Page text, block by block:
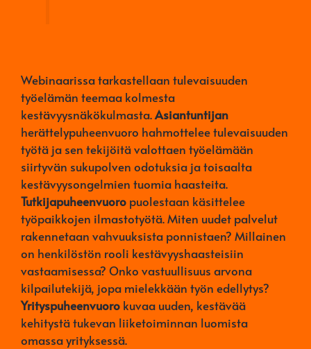
Webinaarissa tarkastellaan tulevaisuuden
työelämän teemaa kolmesta
kestävyysnäkökulmasta.Asiantuntijan
herättelypuheenvuoro hahmottelee tulevaisuuden
työtä ja sen tekijöitä valottaen työelämään
siirtyvän sukupolven odotuksia ja toisaalta
kestävyysongelmien tuomia haasteita.
Tutkijapuheenvuoro puolestaan käsittelee
työpaikkojen ilmastotyötä. Miten uudet palvelut
rakennetaan vahvuuksista ponnistaen? Millainen
on henkilöstön rooli kestävyyshaasteisiin
vastaamisessa? Onko vastuullisuus arvona
kilpailutekijä, jopa mielekkään työn edellytys?
Yrityspuheenvuoro kuvaa uuden, kestävää
kehitystä tukevan liiketoiminnan luomista
omassa yrityksessä.